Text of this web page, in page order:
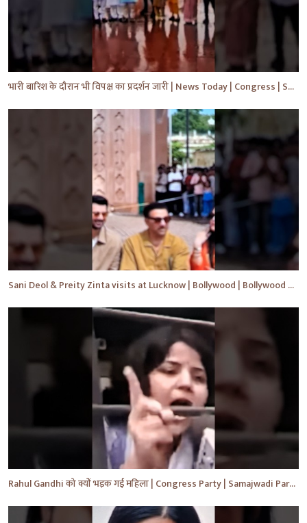
भारी बारिश के दौरान भी विपक्ष का प्रदर्शन जारी | News Today | Congress | Samajwadi | #shorts #yt
Sani Deol & Preity Zinta visits at Lucknow | Bollywood | Bollywood News | #bollywood #shorts #yt
Rahul Gandhi को क्यों भड़क गई महिला | Congress Party | Samajwadi Party | #shorts #ytshorts #yt